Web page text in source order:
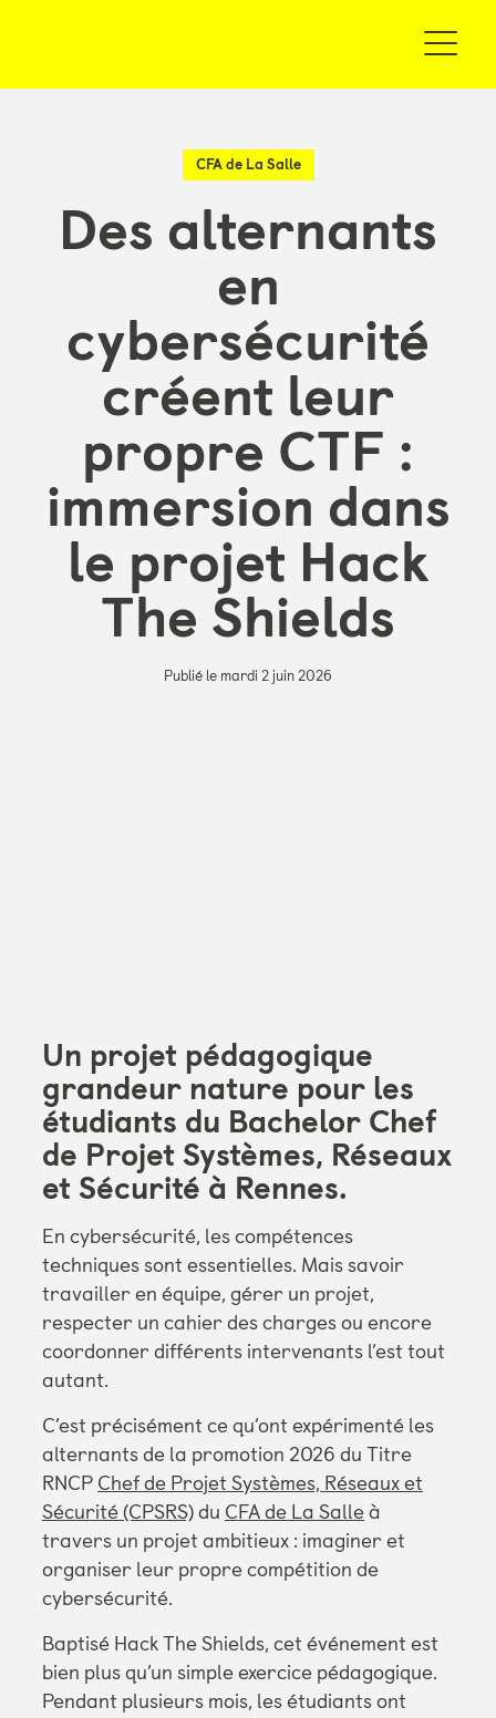
CFA de La Salle
Des alternants
en
cybersécurité
créent leur
propre CTF :
immersion dans
le projet Hack
The Shields
Publié le mardi 2 juin 2026
Un projet pédagogique
grandeur nature pour les
étudiants du Bachelor Chef
de Projet Systèmes, Réseaux
et Sécurité à Rennes.
En cybersécurité, les compétences
techniques sont essentielles. Mais savoir
travailler en équipe, gérer un projet,
respecter un cahier des charges ou encore
coordonner différents intervenants l’est tout
autant.
C’est précisément ce qu’ont expérimenté les
alternants de la promotion 2026 du Titre
RNCP Chef de Projet Systèmes, Réseaux et
Sécurité (CPSRS)du CFA de La Salleà
travers un projet ambitieux : imaginer et
organiser leur propre compétition de
cybersécurité.
Baptisé Hack The Shields, cet événement est
bien plus qu’un simple exercice pédagogique.
Pendant plusieurs mois, les étudiants ont